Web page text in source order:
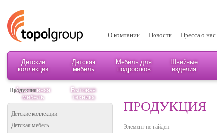
О компании Новости Пресса о нас
Детские
коллекции
Детская
мебель
Мебель для
подростков
Швейные
изделия
Адаптивная
мебель
Бытовая
техника
Продукция
Детские коллекции
Детская мебель
ПРОДУКЦИЯ
Элемент не найден